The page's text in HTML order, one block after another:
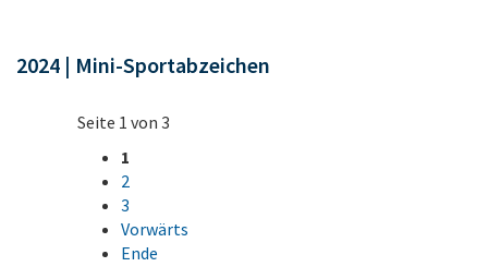
2024 | Mini-Sportabzeichen
Seite 1 von 3
1
2
3
Vorwärts
Ende